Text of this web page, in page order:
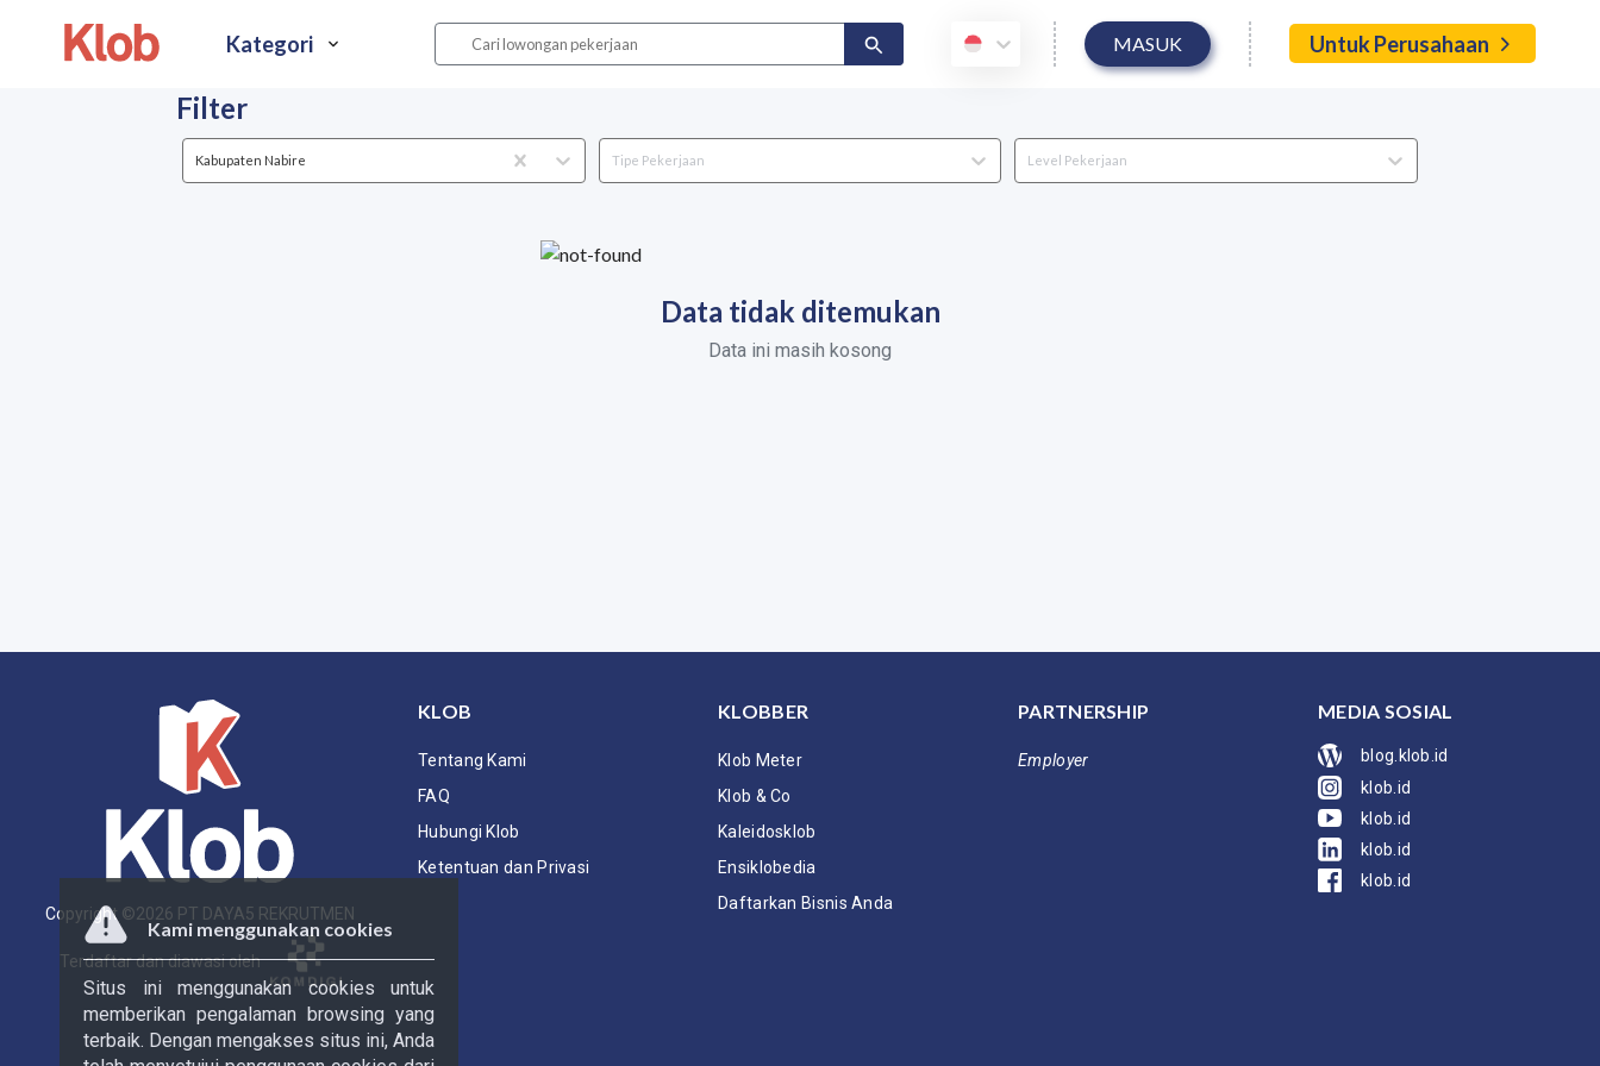
Kategori ID MASUK Untuk Perusahaan
Filter
Kabupaten Nabire Tipe Pekerjaan Level Pekerjaan
Data tidak ditemukan
Data ini masih kosong
Copyright ©2026 PT DAYA5 REKRUTMEN
Terdaftar dan diawasi oleh
KLOB
Tentang Kami
FAQ
Hubungi Klob
Ketentuan dan Privasi
KLOBBER
Klob Meter
Klob & Co
Kaleidosklob
Ensiklobedia
Daftarkan Bisnis Anda
PARTNERSHIP
Employer
MEDIA SOSIAL
blog.klob.id
klob.id
klob.id
klob.id
klob.id
Kami menggunakan cookies
Situs ini menggunakan cookies untuk
memberikan pengalaman browsing yang
terbaik. Dengan mengakses situs ini, Anda